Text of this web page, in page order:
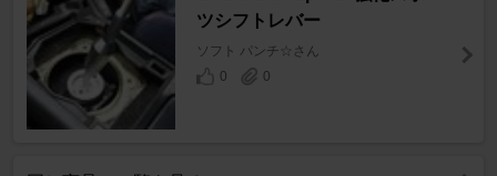
ツシフトレバー
ソフト パンチ☆さん
0
0